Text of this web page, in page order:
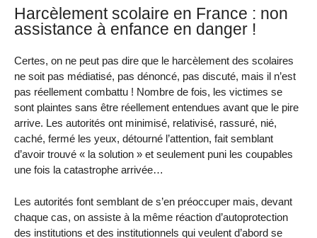
Harcèlement scolaire en France : non
assistance à enfance en danger !
Certes, on ne peut pas dire que le harcèlement des scolaires
ne soit pas médiatisé, pas dénoncé, pas discuté, mais il n’est
pas réellement combattu ! Nombre de fois, les victimes se
sont plaintes sans être réellement entendues avant que le pire
arrive. Les autorités ont minimisé, relativisé, rassuré, nié,
caché, fermé les yeux, détourné l’attention, fait semblant
d’avoir trouvé « la solution » et seulement puni les coupables
une fois la catastrophe arrivée…
Les autorités font semblant de s’en préoccuper mais, devant
chaque cas, on assiste à la même réaction d’autoprotection
des institutions et des institutionnels qui veulent d’abord se